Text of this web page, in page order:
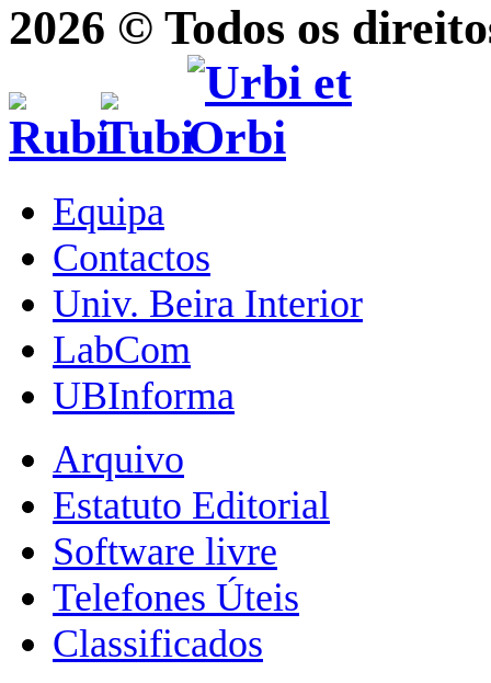
2026 © Todos os
Equipa
Contactos
Univ. Beira Interior
LabCom
UBInforma
Arquivo
Estatuto Editorial
Software livre
Telefones Úteis
Classificados